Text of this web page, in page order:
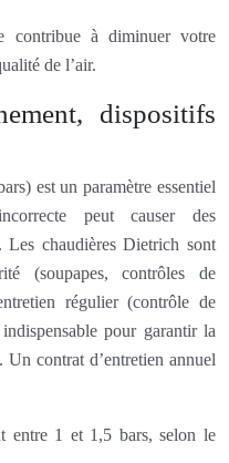
contribue à diminuer votre
de l’air.
dispositifs
est un paramètre essentiel
peut causer des
Les chaudières Dietrich sont
(soupapes, contrôles de
régulier (contrôle de
pour garantir la
contrat d’entretien annuel
entre 1 et 1,5 bars, selon le